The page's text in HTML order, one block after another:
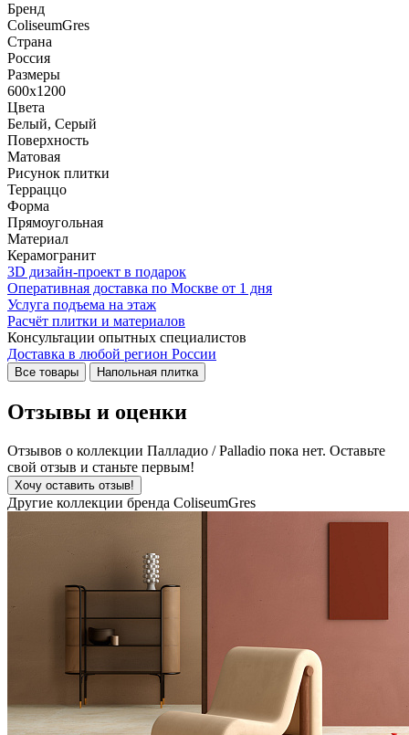
Бренд
ColiseumGres
Страна
Россия
Размеры
600x1200
Цвета
Белый, Серый
Поверхность
Матовая
Рисунок плитки
Терраццо
Форма
Прямоугольная
Материал
Керамогранит
3D дизайн-проект в подарок
Оперативная доставка по Москве от 1 дня
Услуга подъема на этаж
Расчёт плитки и материалов
Консультации опытных специалистов
Доставка в любой регион России
Все товары Напольная плитка
Отзывы и оценки
Отзывов о коллекции Палладио / Palladio пока нет. Оставьте
свой отзыв и станьте первым!
Хочу оставить отзыв!
Другие коллекции бренда ColiseumGres